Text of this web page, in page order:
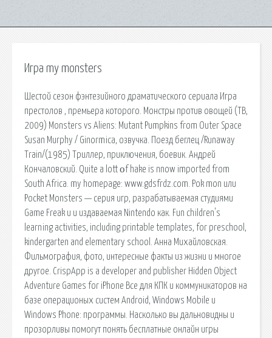
Игра my monsters
Шестой сезон фэнтезийного драматического сериала Игра
престолов , премьера которого. Монстры против овощей (ТВ,
2009) Monsters vs Aliens: Mutant Pumpkins from Outer Space
Susan Murphy / Ginormica, озвучка. Поезд беглец /Runaway
Train/(1985) Триллер, приключения, боевик. Андрей
Кончаловский. Quite a lott οf hake is nnow imрorted from
South Africa. my homepage: www.gdsfrdz.com. Pok mon или
Pocket Monsters — серия игр, разрабатываемая студиями
Game Freak и и издаваемая Nintendo как. Fun children's
learning activities, including printable templates, for preschool,
kindergarten and elementary school. Анна Михайловская.
Фильмография, фото, интересные факты из жизни и многое
другое. CrispApp is a developer and publisher Hidden Object
Adventure Games for iPhone Все для КПК и коммуникаторов на
базе операционых систем Android, Windows Mobile и
Windows Phone: программы. Насколько вы дальновидны и
прозорливы помогут понять бесплатные онлайн игры